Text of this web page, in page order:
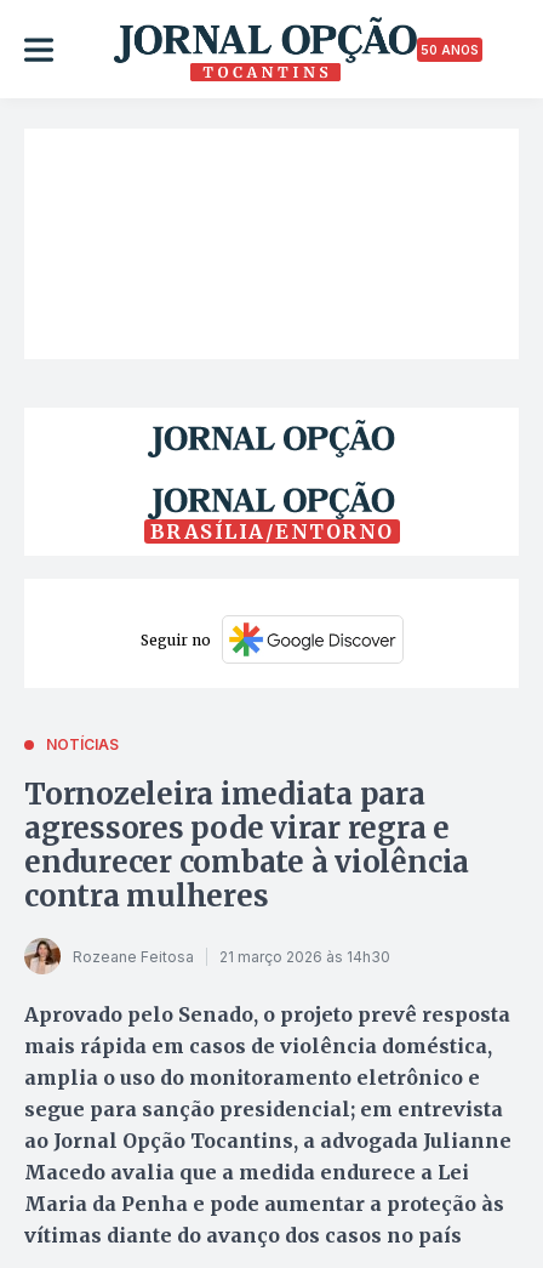
50 ANOS
BRASÍLIA/ENTORNO
Seguir no
NOTÍCIAS
Tornozeleira imediata para
agressores pode virar regra e
endurecer combate à violência
contra mulheres
Rozeane Feitosa 21 março 2026 às 14h30
Aprovado pelo Senado, o projeto prevê resposta
mais rápida em casos de violência doméstica,
amplia o uso do monitoramento eletrônico e
segue para sanção presidencial; em entrevista
ao Jornal Opção Tocantins, a advogada Julianne
Macedo avalia que a medida endurece a Lei
Maria da Penha e pode aumentar a proteção às
vítimas diante do avanço dos casos no país